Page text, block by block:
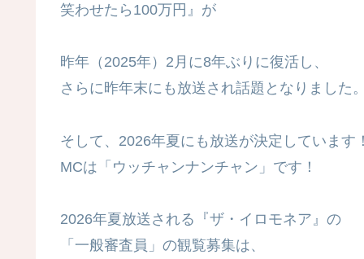
笑わせたら100万円』が
昨年（2025年）2月に8年ぶりに復活し、
さらに昨年末にも放送され話題となりました
そして、2026年夏にも放送が決定しています
MCは「ウッチャンナンチャン」です！
2026年夏放送される『ザ・イロモネア』の
「一般審査員」の観覧募集は、